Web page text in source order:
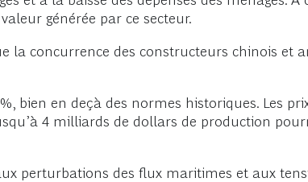
générée par ce secteur.
la concurrence des constructeurs chinois et
bien en deçà des normes historiques. Les
4 milliards de dollars de production
perturbations des flux maritimes et aux